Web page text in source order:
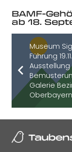
BAMF-
ab 18.
Museum
Führung
Ausstellung
Galerie
Oberbayern